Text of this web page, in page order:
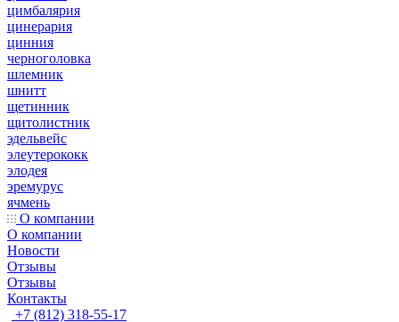
цимбалярия
цинерария
цинния
черноголовка
шлемник
шнитт
щетинник
щитолистник
эдельвейс
элеутерококк
элодея
эремурус
ячмень
О компании
О компании
Новости
Отзывы
Отзывы
Контакты
+7 (812) 318-55-17